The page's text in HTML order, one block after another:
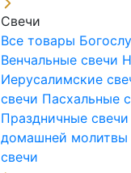
Свечи
Все товары
Венчальные свечи
Иерусалимские
свечи Пасхальные
Праздничные свечи
домашней молитвы
свечи